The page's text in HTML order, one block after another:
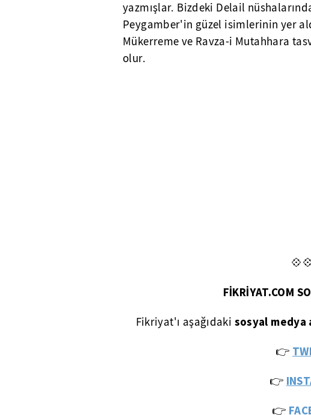
yazmışlar. Bizdeki Delail
Peygamber'in güzel isimlerinin yer
Mükerreme ve Ravza-i Mutahhara
olur.
FİKRİYAT.COM
Fikriyat'ı aşağıdaki sosyal
👉
👉
👉